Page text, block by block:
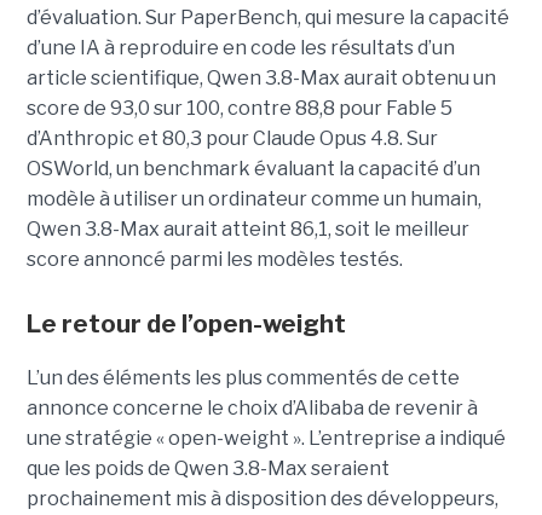
d’évaluation. Sur PaperBench, qui mesure la capacité
d’une IA à reproduire en code les résultats d’un
article scientifique, Qwen 3.8-Max aurait obtenu un
score de 93,0 sur 100, contre 88,8 pour Fable 5
d’Anthropic et 80,3 pour Claude Opus 4.8. Sur
OSWorld, un benchmark évaluant la capacité d’un
modèle à utiliser un ordinateur comme un humain,
Qwen 3.8-Max aurait atteint 86,1, soit le meilleur
score annoncé parmi les modèles testés.
Le retour de l’open-weight
L’un des éléments les plus commentés de cette
annonce concerne le choix d’Alibaba de revenir à
une stratégie « open-weight ». L’entreprise a indiqué
que les poids de Qwen 3.8-Max seraient
prochainement mis à disposition des développeurs,